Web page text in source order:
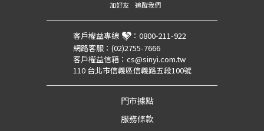
加好友 追蹤我們
客戶權益專線 ： 0800-211-922
網路客服： (02)2755-7666
客戶權益信箱： cs@sinyi.com.tw
110 台北市信義區信義路五段100號
門市據點
服務條款